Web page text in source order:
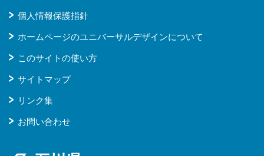
個人情報保護指針
ホームページのユニバーサルデザインについて
このサイトの使い方
サイトマップ
リンク集
お問い合わせ